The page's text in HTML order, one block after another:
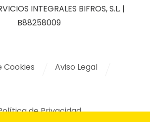
INTEGRALES BIFROS, S.L. |
B88258009
Cookies Aviso Legal
de Privacidad